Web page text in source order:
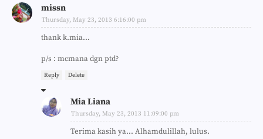
missn
Thursday, May 23, 2013 6:16:00 pm
thank k.mia...
p/s : mcmana dgn ptd?
Reply Delete
Mia Liana
Thursday, May 23, 2013 11:09:00 pm
Terima kasih ya... Alhamdulillah, lulus.